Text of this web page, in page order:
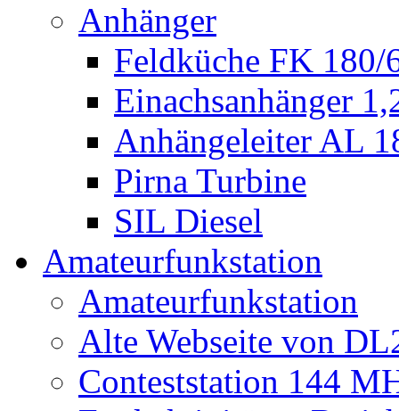
Anhänger
Feldküche FK 180/
Einachsanhänger
Anhängeleiter AL
Pirna Turbine
SIL Diesel
Amateurfunkstation
Amateurfunkstation
Alte Webseite von
Conteststation 144